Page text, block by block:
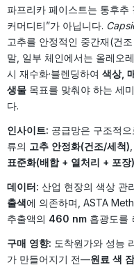
파프리카 페이스트는 통후추
커머디티”가 아닙니다.
고추를 안정적인 중간재(건
말, 일부 체인에서는 올레오
시 재수화·블렌딩하여 색상,
생물 목표를 맞춰야 하는 세
다.
인사이트: 공급망은 구조적
류의 고추 안정화(건조/세척)
표준화(배합 + 열처리 + 포장)
데이터: 산업 현장의 색상 관
출색에 의존하며, ASTA
추출액의 460 nm 흡광도를
구매 영향: 도착원가와 성능
가 만들어지기 전—원료 색